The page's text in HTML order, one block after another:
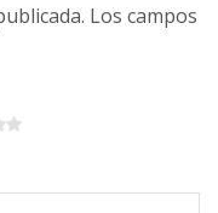
Los campos